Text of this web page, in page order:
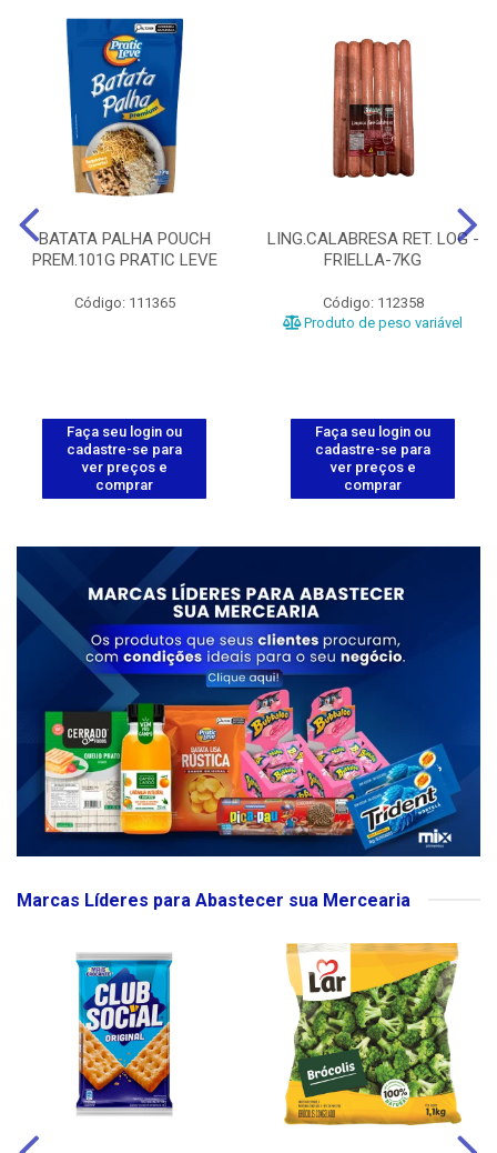
BATATA PALHA POUCH
PREM.101G PRATIC LEVE
Código: 111365
Faça seu login ou
cadastre-se para
ver preços e
comprar
LING.CALABRESA RET. LOG -
FRIELLA-7KG
Código: 112358
Produto de peso variável
Faça seu login ou
cadastre-se para
ver preços e
comprar
Marcas Líderes para Abastecer sua Mercearia